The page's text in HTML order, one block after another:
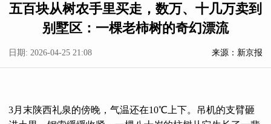
五百块从树农手里买走，数万、十几万卖到
别墅区：一棵老柿树的奇幻漂流
日期: 2026-04-25 21:08 来源：新京报
3月末陕西礼泉的傍晚，气温还在10℃上下。吊机的支臂砸